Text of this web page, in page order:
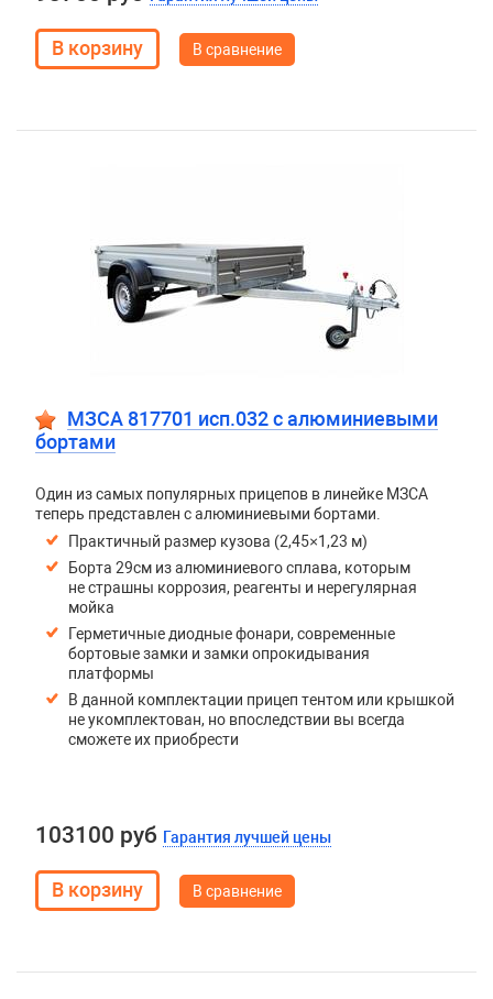
В сравнение
МЗСА 817701 исп.032 с алюминиевыми
бортами
Один из самых популярных прицепов в линейке МЗСА
теперь представлен с алюминиевыми бортами.
Практичный размер кузова (2,45×1,23 м)
Борта 29см из алюминиевого сплава, которым
не страшны коррозия, реагенты и нерегулярная
мойка
Герметичные диодные фонари, современные
бортовые замки и замки опрокидывания
платформы
В данной комплектации прицеп тентом или крышкой
не укомплектован, но впоследствии вы всегда
сможете их приобрести
103100 руб Гарантия лучшей цены
В сравнение